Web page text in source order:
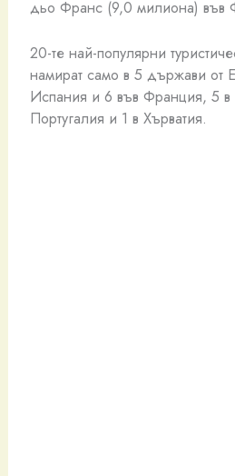
дьо Франс (9,0 милиона) във
20-те най-популярни
намират само в 5 държави от
Испания и 6 във Франция, 5 в
Португалия и 1 в Хърватия.